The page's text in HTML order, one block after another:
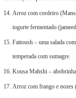
Arroz com cordeiro
iogurte fermentado
Fattoush – uma salada
temperada com sumagre.
Kousa Mahshi –
Arroz com frango e nozes